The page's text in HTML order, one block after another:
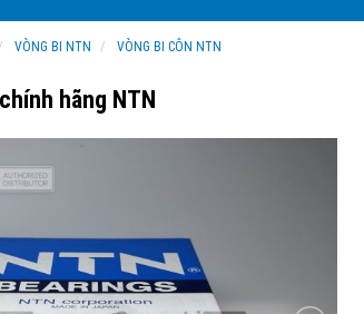
VÒNG BI NTN VÒNG BI CÔN NTN
hãng NTN